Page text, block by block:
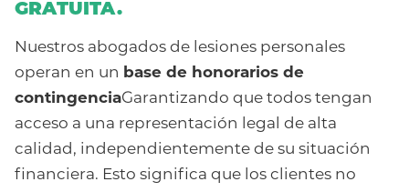
GRATUITA.
Nuestros abogados de lesiones personales
operan en un base de honorarios de
contingenciaGarantizando que todos tengan
acceso a una representación legal de alta
calidad, independientemente de su situación
financiera. Esto significa que los clientes no